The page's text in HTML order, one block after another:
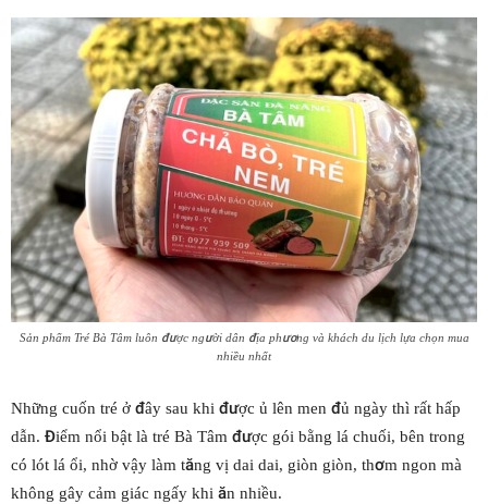
Sản phẩm Tré Bà Tâm luôn được người dân địa phương và khách du lịch lựa chọn mua
nhiều nhất
Những cuốn tré ở đây sau khi được ủ lên men đủ ngày thì rất hấp
dẫn. Điểm nổi bật là tré Bà Tâm được gói bằng lá chuối, bên trong
có lót lá ổi, nhờ vậy làm tăng vị dai dai, giòn giòn, thơm ngon mà
không gây cảm giác ngấy khi ăn nhiều.